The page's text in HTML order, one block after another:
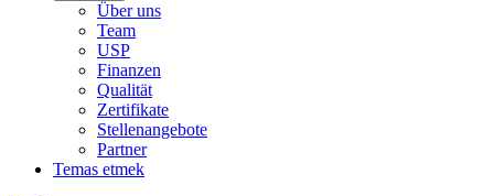
Über uns
Team
USP
Finanzen
Qualität
Zertifikate
Stellenangebote
Partner
Temas etmek